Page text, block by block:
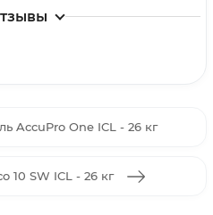
AccuPro One ICL - 26 кг
10 SW ICL - 26 кг